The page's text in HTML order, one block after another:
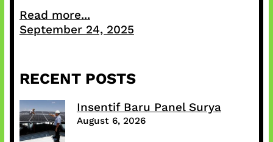
Read more...
September 24, 2025
RECENT POSTS
Insentif Baru Panel Surya
August 6, 2026